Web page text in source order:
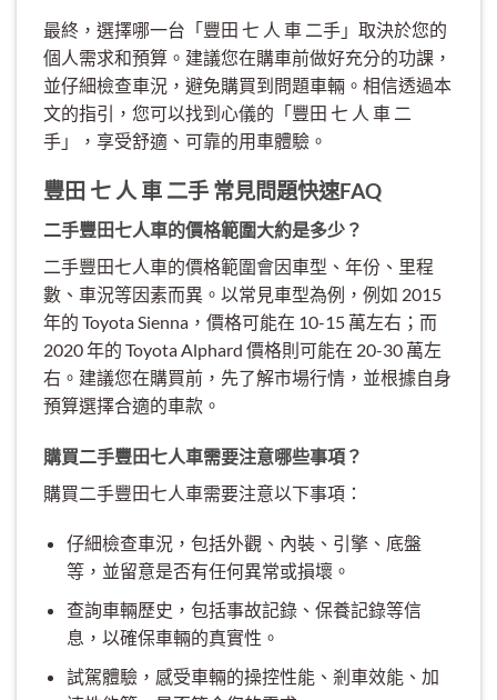
最終，選擇哪一台「豐田 七 人 車 二手」取決於您的
個人需求和預算。建議您在購車前做好充分的功課，
並仔細檢查車況，避免購買到問題車輛。相信透過本
文的指引，您可以找到心儀的「豐田 七 人 車 二
手」，享受舒適、可靠的用車體驗。
豐田 七 人 車 二手 常見問題快速FAQ
二手豐田七人車的價格範圍大約是多少？
二手豐田七人車的價格範圍會因車型、年份、里程
數、車況等因素而異。以常見車型為例，例如 2015
年的 Toyota Sienna，價格可能在 10-15 萬左右；而
2020 年的 Toyota Alphard 價格則可能在 20-30 萬左
右。建議您在購買前，先了解市場行情，並根據自身
預算選擇合適的車款。
購買二手豐田七人車需要注意哪些事項？
購買二手豐田七人車需要注意以下事項：
仔細檢查車況，包括外觀、內裝、引擎、底盤
等，並留意是否有任何異常或損壞。
查詢車輛歷史，包括事故記錄、保養記錄等信
息，以確保車輛的真實性。
試駕體驗，感受車輛的操控性能、剎車效能、加